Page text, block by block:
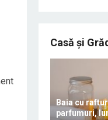
Casă și
Baia cu
parfumuri,